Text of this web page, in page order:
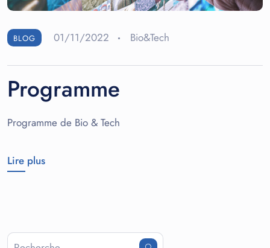
BLOG 01/11/2022 Bio&Tech
Programme
Programme de Bio & Tech
Lire plus